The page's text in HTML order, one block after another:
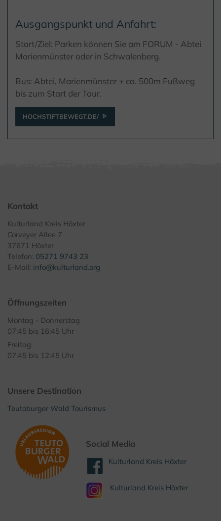
Ausgangspunkt und Anfahrt:
Start/Ziel: Parken können Sie am FORUM - Abtei
Marienmünster oder in Schwalenberg.
Bus: Abtei, Marienmünster + ca. 500m Fußweg
bis zum Start der Tour.
HOCHSTIFTBEWEGT.DE/
Kontakt
Kulturland Kreis Höxter
Corveyer Allee 7
37671 Höxter
Telefon: 05271 9743 23
E-Mail: info@kulturland.org
Öffnungszeiten
Montag - Donnerstag
07:45 bis 16:45 Uhr
Freitag
07:45 bis 12:45 Uhr
Unsere Destination
Teutoburger Wald Tourismus
Social Media
Kulturland Kreis Höxter
Kulturland Kreis Höxter